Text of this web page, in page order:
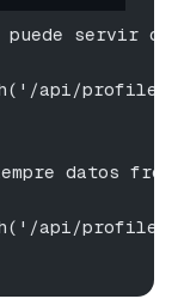
servir
api/
datos
api/